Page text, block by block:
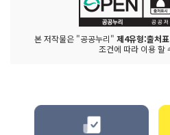
본 저작물은 "공공누리" 제4유형:출처
조건에 따라 이용 할